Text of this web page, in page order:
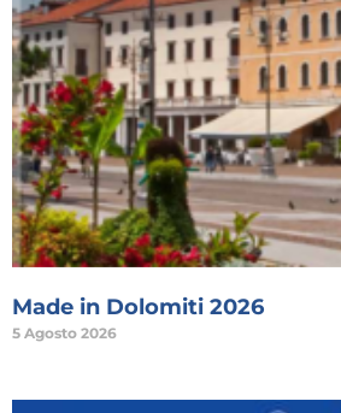
Made in Dolomiti 2026
5 Agosto 2026